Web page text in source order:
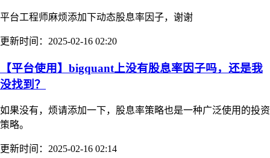
平台工程师麻烦添加下动态股息率因子，谢谢
更新时间：2025-02-16 02:20
【平台使用】bigquant上没有股息率因子吗，还是我
没找到？
如果没有，烦请添加一下，股息率策略也是一种广泛使用的投资
策略。
更新时间：2025-02-16 02:14